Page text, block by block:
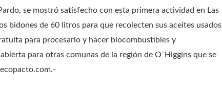
se mostró satisfecho con esta primera actividad en Las
bidones de 60 litros para que recolecten sus aceites usados
para procesarlo y hacer biocombustibles y
para otras comunas de la región de O`Higgins que se